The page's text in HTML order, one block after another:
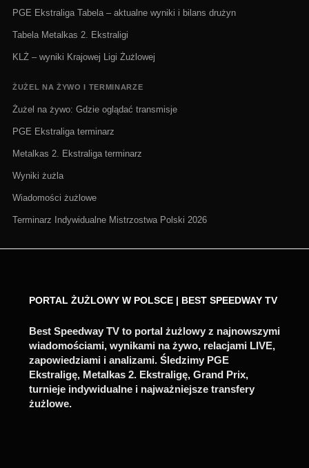
PGE Ekstraliga Tabela – aktualne wyniki i bilans drużyn
Tabela Metalkas 2. Ekstraligi
KLŻ – wyniki Krajowej Ligi Żużlowej
ŻUŻEL NA ŻYWO I TERMINARZE
Żużel na żywo: Gdzie oglądać transmisje
PGE Ekstraliga terminarz
Metalkas 2. Ekstraliga terminarz
Wyniki żużla
Wiadomości żużlowe
Terminarz Indywidualne Mistrzostwa Polski 2026
PORTAL ŻUŻLOWY W POLSCE | BEST SPEEDWAY TV
Best Speedway TV to portal żużlowy z najnowszymi
wiadomościami, wynikami na żywo, relacjami LIVE,
zapowiedziami i analizami. Śledzimy PGE
Ekstraligę, Metalkas 2. Ekstraligę, Grand Prix,
turnieje indywidualne i najważniejsze transfery
żużlowe.